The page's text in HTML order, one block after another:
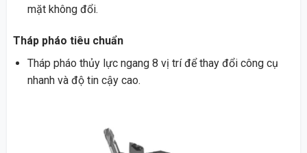
mặt không đổi.
Tháp pháo tiêu chuẩn
Tháp pháo thủy lực ngang 8 vị trí để thay đổi công cụ
nhanh và độ tin cậy cao.